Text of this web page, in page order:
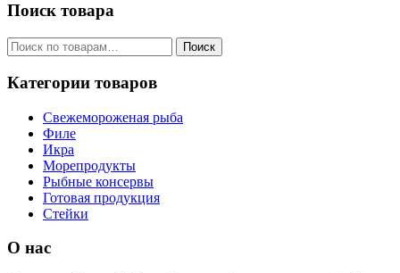
Поиск товара
Искать: Поиск
Категории товаров
Свежемороженая рыба
Филе
Икра
Морепродукты
Рыбные консервы
Готовая продукция
Стейки
О нас